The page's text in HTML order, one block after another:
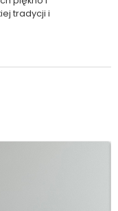
tradycji i